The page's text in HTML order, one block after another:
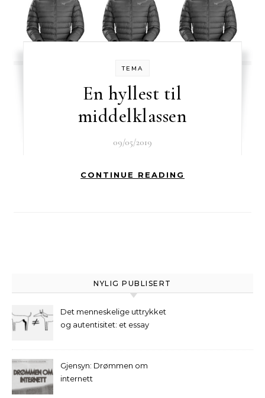
TEMA
En hyllest til
middelklassen
09/05/2019
CONTINUE READING
NYLIG PUBLISERT
Det menneskelige uttrykket
og autentisitet: et essay
Gjensyn: Drømmen om
internett